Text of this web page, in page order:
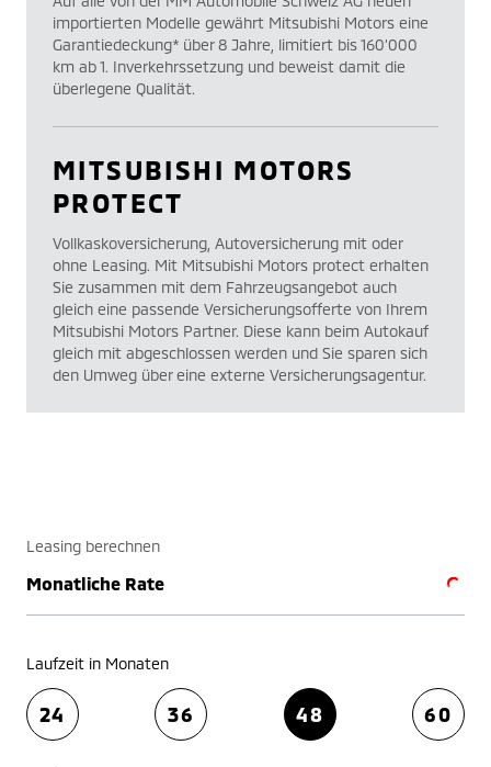
importierten Modelle gewährt Mitsubishi Motors eine
Garantiedeckung* über 8 Jahre, limitiert bis 160’000
km ab 1. Inverkehrssetzung und beweist damit die
überlegene Qualität.
MITSUBISHI MOTORS
PROTECT
Vollkaskoversicherung, Autoversicherung mit oder
ohne Leasing. Mit Mitsubishi Motors protect erhalten
Sie zusammen mit dem Fahrzeugsangebot auch
gleich eine passende Versicherungsofferte von Ihrem
Mitsubishi Motors Partner. Diese kann beim Autokauf
gleich mit abgeschlossen werden und Sie sparen sich
den Umweg über eine externe Versicherungsagentur.
Leasing berechnen
Monatliche Rate
Laufzeit in Monaten
24 36 48 60